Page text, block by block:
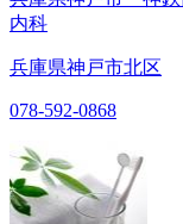
内科
兵庫県神戸市北区
078-592-0868